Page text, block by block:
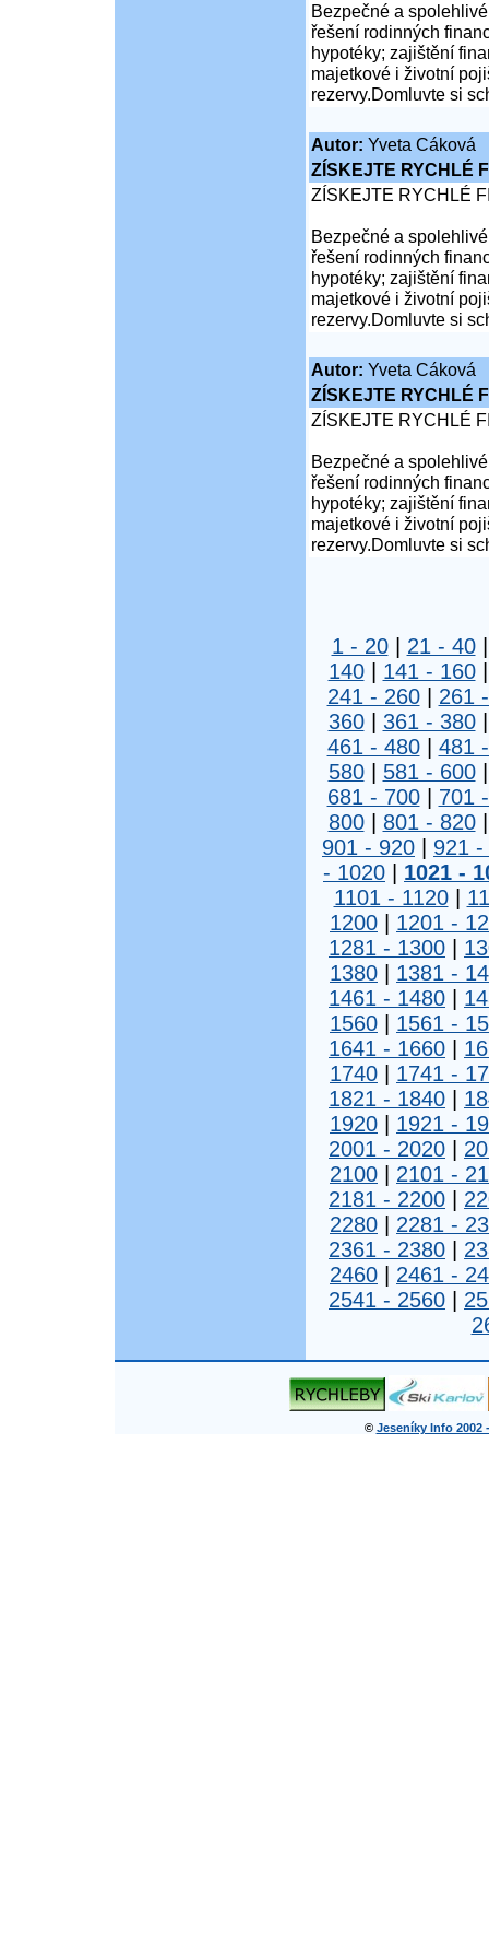
Bezpečné a
řešení rodinných
hypotéky; zajištění
majetkové i životní
rezervy.Domluvte si
Autor: Yveta Cáková
ZÍSKEJTE RYCHLÉ
ZÍSKEJTE RYCHLÉ
Bezpečné a
řešení rodinných
hypotéky; zajištění
majetkové i životní
rezervy.Domluvte si
Autor: Yveta Cáková
ZÍSKEJTE RYCHLÉ
ZÍSKEJTE RYCHLÉ
Bezpečné a
řešení rodinných
hypotéky; zajištění
majetkové i životní
rezervy.Domluvte si
1 - 20| 21 - 40
140| 141 - 160
241 - 260| 261
360| 361 - 380
461 - 480| 481
580| 581 - 600
681 - 700| 701
800| 801 - 820
901 - 920
921 -
- 1020
1021 -
1101 - 1120|
1200
1201 -
1281 - 1300
1380
1381 -
1461 - 1480
1560
1561 -
1641 - 1660
1740
1741 -
1821 - 1840
1920
1921 -
2001 - 2020
2100
2101 -
2181 - 2200
2280
2281 -
2361 - 2380
2460
2461 -
2541 - 2560
© Jeseníky Info 2002